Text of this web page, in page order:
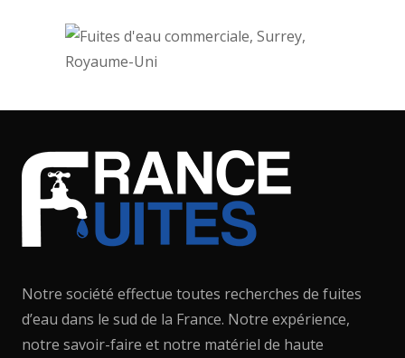
Notre société effectue toutes recherches de fuites
d’eau dans le sud de la France. Notre expérience,
notre savoir-faire et notre matériel de haute